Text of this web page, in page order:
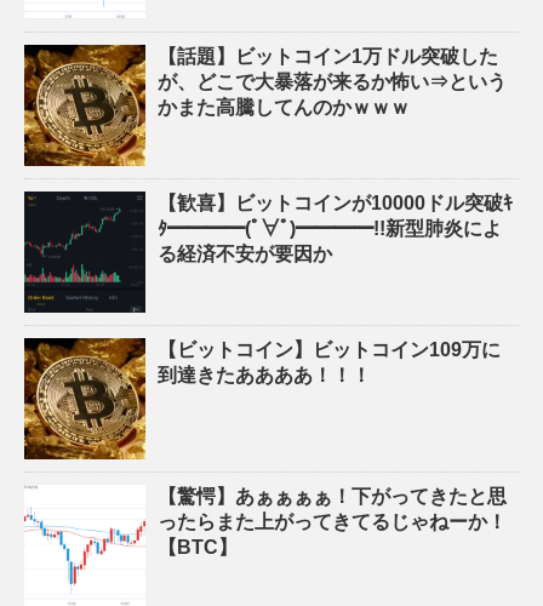
【話題】ビットコイン1万ドル突破した
が、どこで大暴落が来るか怖い⇒という
かまた高騰してんのかｗｗｗ
【歓喜】ビットコインが10000ドル突破ｷ
ﾀ━━━━(ﾟ∀ﾟ)━━━━!!新型肺炎によ
る経済不安が要因か
【ビットコイン】ビットコイン109万に
到達きたああああ！！！
【驚愕】あぁぁぁぁ！下がってきたと思
ったらまた上がってきてるじゃねーか！
【BTC】